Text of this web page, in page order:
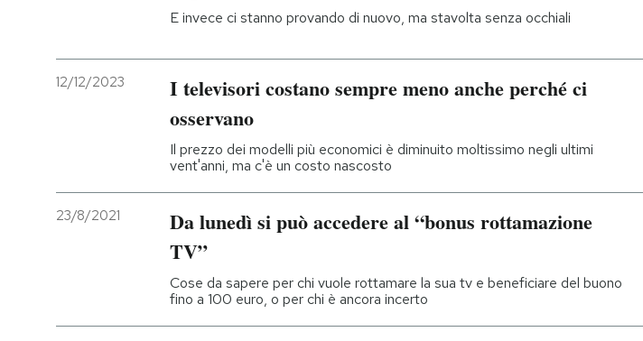
NEWSLETTER
E invece ci stanno provando di nuovo, ma stavolta senza occhiali
12/12/2023
I televisori costano sempre meno anche perché ci
osservano
Il prezzo dei modelli più economici è diminuito moltissimo negli ultimi
vent'anni, ma c'è un costo nascosto
23/8/2021
Da lunedì si può accedere al “bonus rottamazione
TV”
Cose da sapere per chi vuole rottamare la sua tv e beneficiare del buono
fino a 100 euro, o per chi è ancora incerto